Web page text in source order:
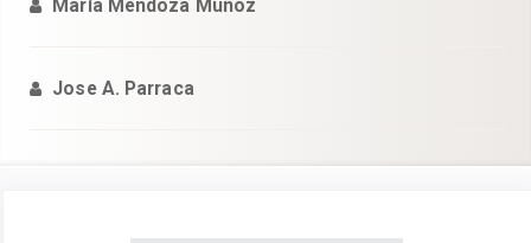
María Mendoza Muñoz
Jose A. Parraca